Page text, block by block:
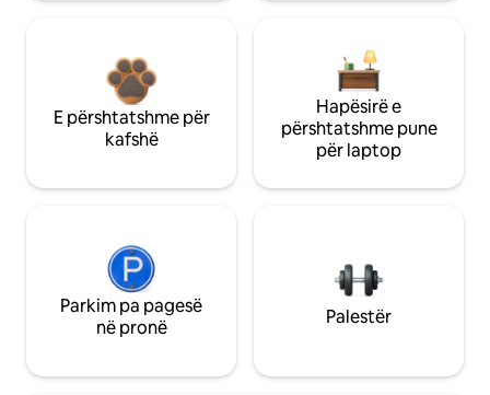
E përshtatshme për
kafshë
Hapësirë e
përshtatshme pune
për laptop
Parkim pa pagesë
në pronë
Palestër